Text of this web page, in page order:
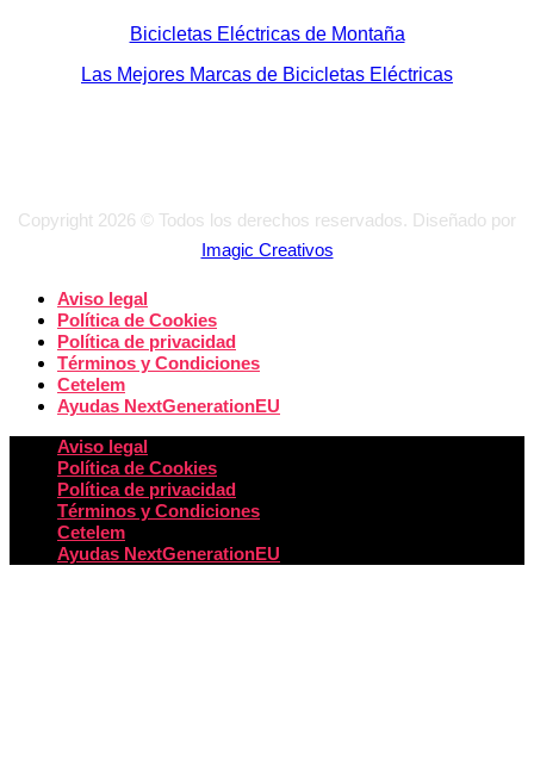
Bicicletas Eléctricas de Montaña
Las Mejores Marcas de Bicicletas Eléctricas
Copyright 2026 © Todos los derechos reservados. Diseñado por
Imagic Creativos
Aviso legal
Política de Cookies
Política de privacidad
Términos y Condiciones
Cetelem
Ayudas NextGenerationEU
Aviso legal
Política de Cookies
Política de privacidad
Términos y Condiciones
Cetelem
Ayudas NextGenerationEU